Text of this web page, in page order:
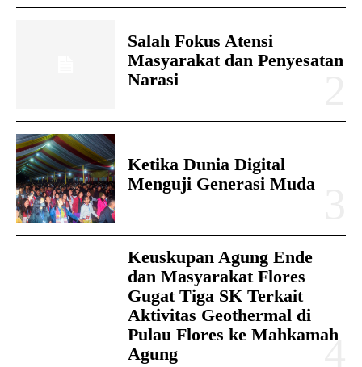
Salah Fokus Atensi
Masyarakat dan Penyesatan
Narasi
Ketika Dunia Digital
Menguji Generasi Muda
Keuskupan Agung Ende
dan Masyarakat Flores
Gugat Tiga SK Terkait
Aktivitas Geothermal di
Pulau Flores ke Mahkamah
Agung